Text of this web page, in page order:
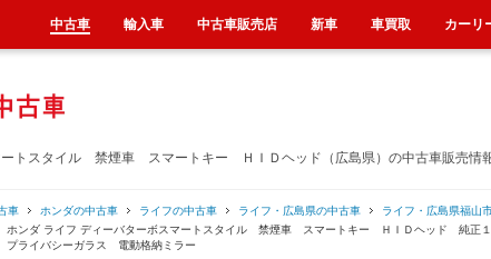
ートスタイル 禁煙車 スマートキー ＨＩＤヘッド（広島県）の中古車販売情
車 ホンダの中古車 ライフの中古車 ライフ・広島県の中古車
ライフ・広島県福山
ホンダ ライフ ディーバターボスマートスタイル 禁煙車 スマートキー ＨＩＤヘッド 純
プライバシーガラス 電動格納ミラー
中古車 輸入車 中古車販売店 新車 車買取 カーリ